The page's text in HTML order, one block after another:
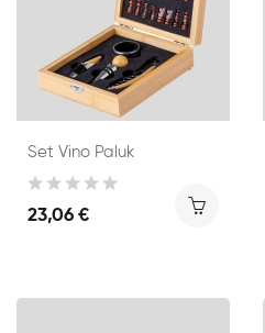
Set Vino Paluk
23,06 €